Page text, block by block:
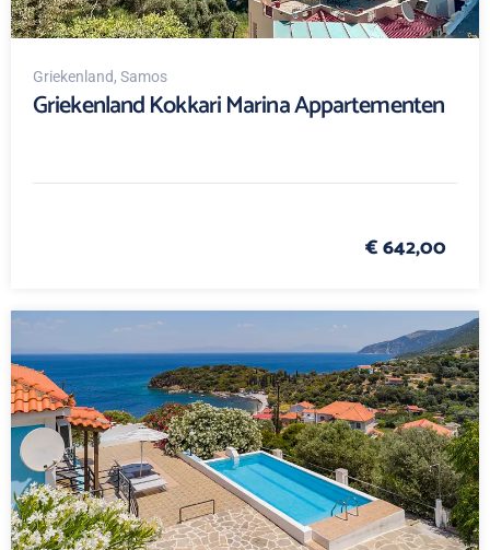
Griekenland, Samos
Griekenland Kokkari Marina Appartementen
€ 642,00